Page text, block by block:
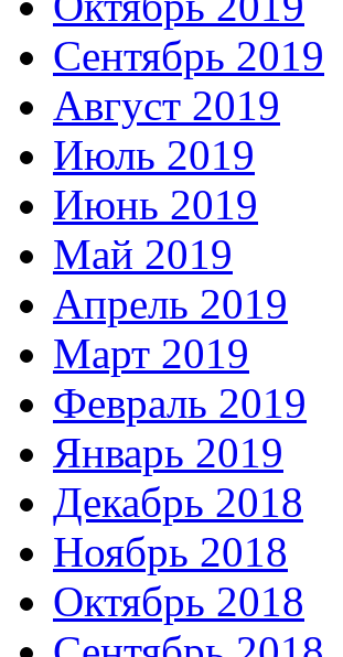
Сентябрь 2019
Август 2019
Июль 2019
Июнь 2019
Май 2019
Апрель 2019
Март 2019
Февраль 2019
Январь 2019
Декабрь 2018
Ноябрь 2018
Октябрь 2018